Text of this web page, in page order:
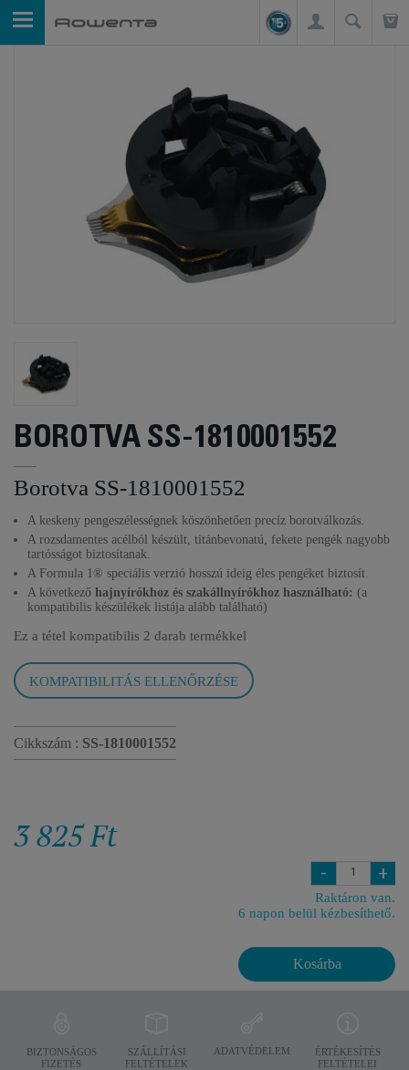
BOROTVA SS-1810001552
Borotva SS-1810001552
A keskeny pengeszélességnek köszönhetően precíz borotválkozás.
A rozsdamentes acélból készült, titánbevonatú, fekete pengék nagyobb
tartósságot biztosítanak.
A Formula 1® speciális verzió hosszú ideig éles pengéket biztosít.
A következő hajnyírókhoz és szakállnyírókhoz használható: (a
kompatibilis készülékek listája alább található)
Ez a tétel kompatibilis 2 darab termékkel
KOMPATIBILITÁS ELLENŐRZÉSE
Cikkszám : SS-1810001552
3 825 Ft
- +
Raktáron van.
6 napon belül kézbesíthető.
Kosárba
BIZTONSÁGOS
FIZETÉS
SZÁLLÍTÁSI
FELTÉTELEK
ADATVÉDELEM
ÉRTÉKESÍTÉS
FELTÉTELEI